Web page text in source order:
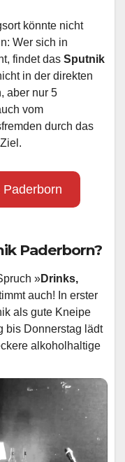
könnte nicht
Wer sich in
findet dasSputnik
in der direkten
aber nur 5
vom
durch das
Paderborn?
»Drinks,
auch! In erster
als gute Kneipe
bis Donnerstag lädt
alkoholhaltige